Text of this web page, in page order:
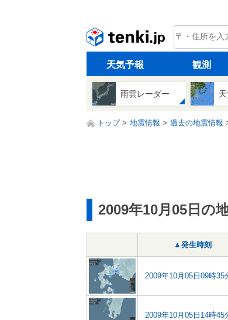
tenki.jp
天気予報 観測
雨雲レーダー
トップ 地震情報 過去の地震情報
2009年10月05日の
▲発生時刻
2009年10月05日09時35
2009年10月05日14時45